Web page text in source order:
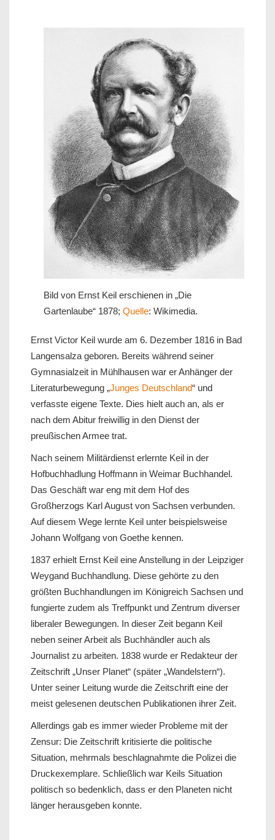
Bild von Ernst Keil erschienen in „Die
Gartenlaube“ 1878; Quelle: Wikimedia.
Ernst Victor Keil wurde am 6. Dezember 1816 in Bad
Langensalza geboren. Bereits während seiner
Gymnasialzeit in Mühlhausen war er Anhänger der
Literaturbewegung „Junges Deutschland“ und
verfasste eigene Texte. Dies hielt auch an, als er
nach dem Abitur freiwillig in den Dienst der
preußischen Armee trat.
Nach seinem Militärdienst erlernte Keil in der
Hofbuchhadlung Hoffmann in Weimar Buchhandel.
Das Geschäft war eng mit dem Hof des
Großherzogs Karl August von Sachsen verbunden.
Auf diesem Wege lernte Keil unter beispielsweise
Johann Wolfgang von Goethe kennen.
1837 erhielt Ernst Keil eine Anstellung in der Leipziger
Weygand Buchhandlung. Diese gehörte zu den
größten Buchhandlungen im Königreich Sachsen und
fungierte zudem als Treffpunkt und Zentrum diverser
liberaler Bewegungen. In dieser Zeit begann Keil
neben seiner Arbeit als Buchhändler auch als
Journalist zu arbeiten. 1838 wurde er Redakteur der
Zeitschrift „Unser Planet“ (später „Wandelstern“).
Unter seiner Leitung wurde die Zeitschrift eine der
meist gelesenen deutschen Publikationen ihrer Zeit.
Allerdings gab es immer wieder Probleme mit der
Zensur: Die Zeitschrift kritisierte die politische
Situation, mehrmals beschlagnahmte die Polizei die
Druckexemplare. Schließlich war Keils Situation
politisch so bedenklich, dass er den Planeten nicht
länger herausgeben konnte.